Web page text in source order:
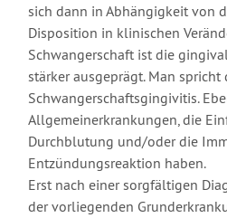
sich dann in Abhängigkeit von
Disposition in klinischen
Schwangerschaft ist die
stärker ausgeprägt. Man spricht
Schwangerschaftsgingivitis.
Allgemeinerkrankungen, die
Durchblutung und/oder die
Entzündungsreaktion haben.
Erst nach einer sorgfältigen
der vorliegenden